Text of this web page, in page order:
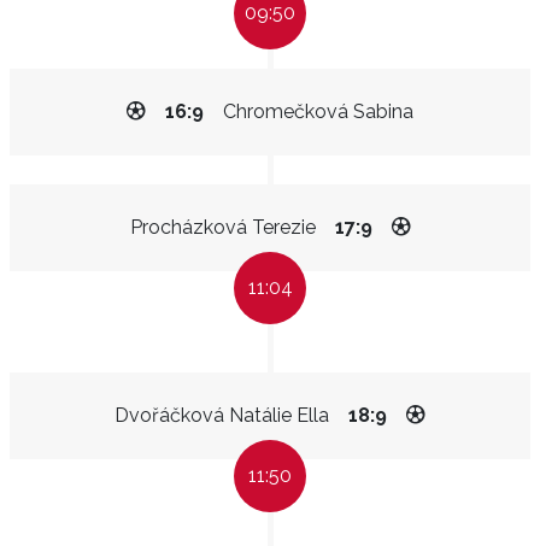
09:50
Chromečková Sabina
16:9
Procházková Terezie 17:9
11:04
Dvořáčková Natálie Ella 18:9
11:50